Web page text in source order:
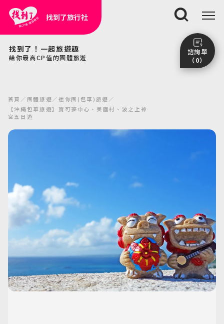
找到了旅行社
找到了！一起旅遊趣
給你最高CP值的團體旅遊
搜尋
諮詢單
（0）
前往諮詢單頁面
首頁 團體旅遊
迷你團(包車)旅遊
【沖繩包車旅遊】寶可夢中心、美國村、波之上神
宮五日遊